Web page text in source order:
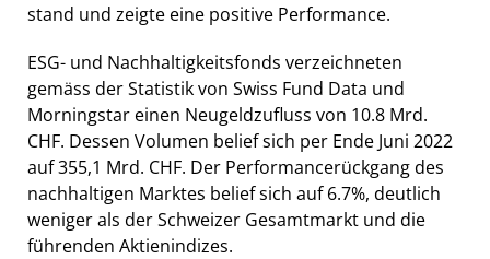
stand und zeigte eine positive Performance.
ESG- und Nachhaltigkeitsfonds verzeichneten
gemäss der Statistik von Swiss Fund Data und
Morningstar einen Neugeldzufluss von 10.8 Mrd.
CHF. Dessen Volumen belief sich per Ende Juni 2022
auf 355,1 Mrd. CHF. Der Performancerückgang des
nachhaltigen Marktes belief sich auf 6.7%, deutlich
weniger als der Schweizer Gesamtmarkt und die
führenden Aktienindizes.